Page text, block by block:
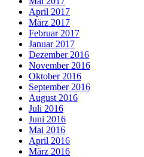
April 2017
März 2017
Februar 2017
Januar 2017
Dezember 2016
November 2016
Oktober 2016
September 2016
August 2016
Juli 2016
Juni 2016
Mai 2016
April 2016
März 2016